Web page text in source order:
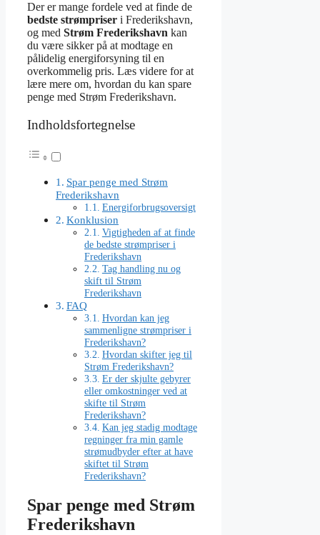
Der er mange fordele ved at finde de
bedste strømpriser i Frederikshavn,
og med Strøm Frederikshavn kan
du være sikker på at modtage en
pålidelig energiforsyning til en
overkommelig pris. Læs videre for at
lære mere om, hvordan du kan spare
penge med Strøm Frederikshavn.
Indholdsfortegnelse
Spar penge med Strøm
Frederikshavn
Energiforbrugsoversigt
Konklusion
Vigtigheden af at finde
de bedste strømpriser i
Frederikshavn
Tag handling nu og
skift til Strøm
Frederikshavn
FAQ
Hvordan kan jeg
sammenligne strømpriser i
Frederikshavn?
Hvordan skifter jeg til
Strøm Frederikshavn?
Er der skjulte gebyrer
eller omkostninger ved at
skifte til Strøm
Frederikshavn?
Kan jeg stadig modtage
regninger fra min gamle
strømudbyder efter at have
skiftet til Strøm
Frederikshavn?
Spar penge med Strøm
Frederikshavn